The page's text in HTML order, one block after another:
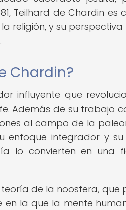
Teilhard de Chardin
religión, y su
Chardin?
influyente que
Además de su trabajo
al campo de la
enfoque integrador y
lo convierten en una
de la noosfera, que
la que la mente